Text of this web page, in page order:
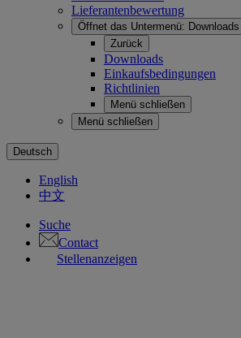
Lieferantenbewertung
Öffnet das Untermenü: Downloads
Zurück
Downloads
Einkaufsbedingungen
Richtlinien
Menü schließen
Menü schließen
Deutsch
English
中文
Suche
Contact
Stellenanzeigen